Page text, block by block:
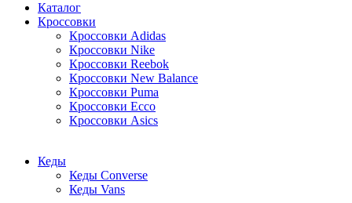
Каталог
Кроссовки
Кроссовки Adidas
Кроссовки Nike
Кроссовки Reebok
Кроссовки New Balance
Кроссовки Puma
Кроссовки Ecco
Кроссовки Asics
Кеды
Кеды Converse
Кеды Vans